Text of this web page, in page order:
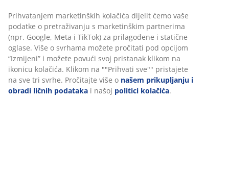
Prihvatanjem marketinških kolačića dijelit ćemo vaše
podatke o pretraživanju s marketinškim partnerima
(npr. Google, Meta i TikTok) za prilagođene i statične
oglase. Više o svrhama možete pročitati pod opcijom
“Izmijeni” i možete povući svoj pristanak klikom na
ikonicu kolačića. Klikom na ""Prihvati sve"" pristajete
na sve tri svrhe. Pročitajte više o našem prikupljanju i
obradi ličnih podataka i našoj politici kolačića.